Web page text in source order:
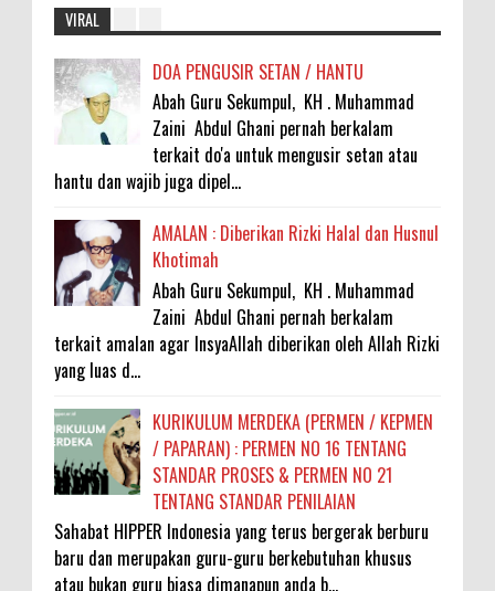
VIRAL
DOA PENGUSIR SETAN / HANTU
Abah Guru Sekumpul, KH . Muhammad
Zaini Abdul Ghani pernah berkalam
terkait do'a untuk mengusir setan atau
hantu dan wajib juga dipel...
AMALAN : Diberikan Rizki Halal dan Husnul
Khotimah
Abah Guru Sekumpul, KH . Muhammad
Zaini Abdul Ghani pernah berkalam
terkait amalan agar InsyaAllah diberikan oleh Allah Rizki
yang luas d...
KURIKULUM MERDEKA (PERMEN / KEPMEN
/ PAPARAN) : PERMEN NO 16 TENTANG
STANDAR PROSES & PERMEN NO 21
TENTANG STANDAR PENILAIAN
Sahabat HIPPER Indonesia yang terus bergerak berburu
baru dan merupakan guru-guru berkebutuhan khusus
atau bukan guru biasa dimanapun anda b...